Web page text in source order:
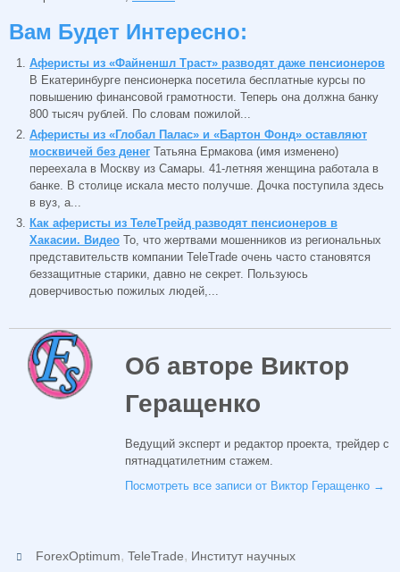
Вам Будет Интересно:
Аферисты из «Файненшл Траст» разводят даже пенсионеров
В Екатеринбурге пенсионерка посетила бесплатные курсы по
повышению финансовой грамотности. Теперь она должна банку
800 тысяч рублей. По словам пожилой...
Аферисты из «Глобал Палас» и «Бартон Фонд» оставляют
москвичей без денег Татьяна Ермакова (имя изменено)
переехала в Москву из Самары. 41-летняя женщина работала в
банке. В столице искала место получше. Дочка поступила здесь
в вуз, а...
Как аферисты из ТелеТрейд разводят пенсионеров в
Хакасии. Видео То, что жертвами мошенников из региональных
представительств компании TeleTrade очень часто становятся
беззащитные старики, давно не секрет. Пользуюсь
доверчивостью пожилых людей,...
Об авторе Виктор
Геращенко
Ведущий эксперт и редактор проекта, трейдер с
пятнадцатилетним стажем.
Посмотреть все записи от Виктор Геращенко →
ForexOptimum,TeleTrade, Институт научных